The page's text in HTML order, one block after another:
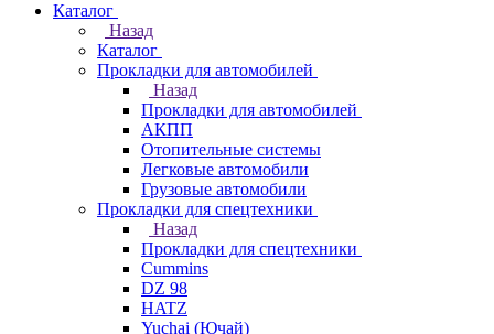
Каталог
Назад
Каталог
Прокладки для автомобилей
Назад
Прокладки для автомобилей
АКПП
Отопительные системы
Легковые автомобили
Грузовые автомобили
Прокладки для спецтехники
Назад
Прокладки для спецтехники
Cummins
DZ 98
HATZ
Yuchai (Ючай)